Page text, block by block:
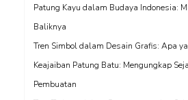
Patung Kayu dalam Budaya Indonesia:
Baliknya
Tren Simbol dalam Desain Grafis: Apa
Keajaiban Patung Batu: Mengungkap
Pembuatan